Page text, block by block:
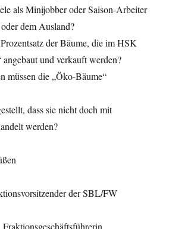
als Minijobber oder Saison-Arbeiter
dem Ausland?
der Bäume, die im HSK
und verkauft werden?
müssen die „Öko-Bäume“
dass sie nicht doch mit
werden?
der SBL/FW